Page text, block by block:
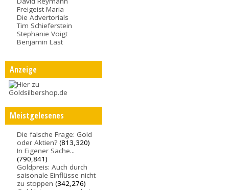
Freigeist Maria
Die Advertorials
Tim Schieferstein
Stephanie Voigt
Benjamin Last
Anzeige
Meistgelesenes
Die falsche Frage: Gold
oder Aktien? (813,320)
In Eigener Sache...
(790,841)
Goldpreis: Auch durch
saisonale Einflüsse nicht
zu stoppen (342,276)